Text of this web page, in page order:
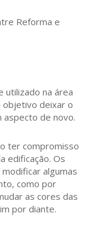
Reforma e
utilizado na área
objetivo deixar o
aspecto de novo.
ter compromisso
edificação. Os
algumas
como por
as cores das
por diante.